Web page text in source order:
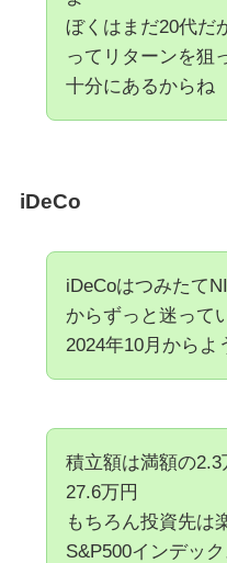
ぼくはまだ20代だ
ってリターンを狙
十分にあるからね
iDeCo
iDeCoはつみたて
からずっと迷って
2024年10月からよ
積立額は満額の
27.6万円
もちろん投資先は
S&P500インデッ